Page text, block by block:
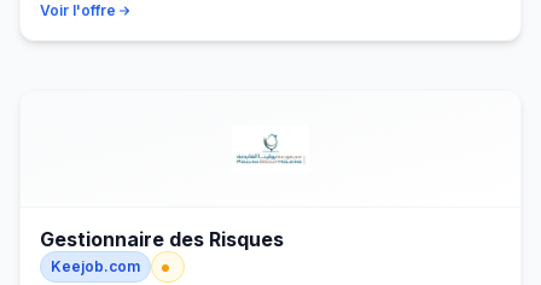
Voir l'offre
Gestionnaire des Risques
Keejob.com